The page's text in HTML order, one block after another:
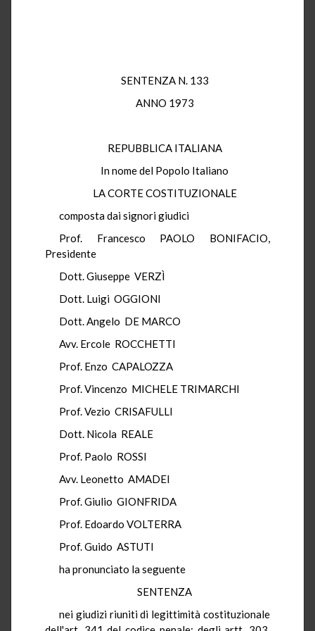
SENTENZA N. 133
ANNO 1973
REPUBBLICA ITALIANA
In nome del Popolo Italiano
LA CORTE COSTITUZIONALE
composta dai signori giudici
Prof. Francesco PAOLO BONIFACIO,
Presidente
Dott. Giuseppe VERZÌ
Dott. Luigi OGGIONI
Dott. Angelo DE MARCO
Avv. Ercole ROCCHETTI
Prof. Enzo CAPALOZZA
Prof. Vincenzo MICHELE TRIMARCHI
Prof. Vezio CRISAFULLI
Dott. Nicola REALE
Prof. Paolo ROSSI
Avv. Leonetto AMADEI
Prof. Giulio GIONFRIDA
Prof. Edoardo VOLTERRA
Prof. Guido ASTUTI
ha pronunciato la seguente
SENTENZA
nei giudizi riuniti di legittimità costituzionale